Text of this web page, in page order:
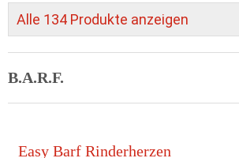
Alle 134 Produkte anzeigen
B.A.R.F.
Easy Barf Rinderherzen